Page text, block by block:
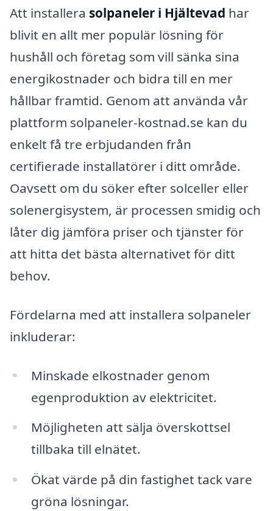
Att installera solpaneler i Hjältevad har
blivit en allt mer populär lösning för
hushåll och företag som vill sänka sina
energikostnader och bidra till en mer
hållbar framtid. Genom att använda vår
plattform solpaneler-kostnad.se kan du
enkelt få tre erbjudanden från
certifierade installatörer i ditt område.
Oavsett om du söker efter solceller eller
solenergisystem, är processen smidig och
låter dig jämföra priser och tjänster för
att hitta det bästa alternativet för ditt
behov.
Fördelarna med att installera solpaneler
inkluderar:
Minskade elkostnader genom
egenproduktion av elektricitet.
Möjligheten att sälja överskottsel
tillbaka till elnätet.
Ökat värde på din fastighet tack vare
gröna lösningar.